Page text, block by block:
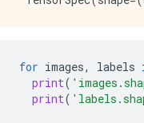
for images, labels
print(
print(